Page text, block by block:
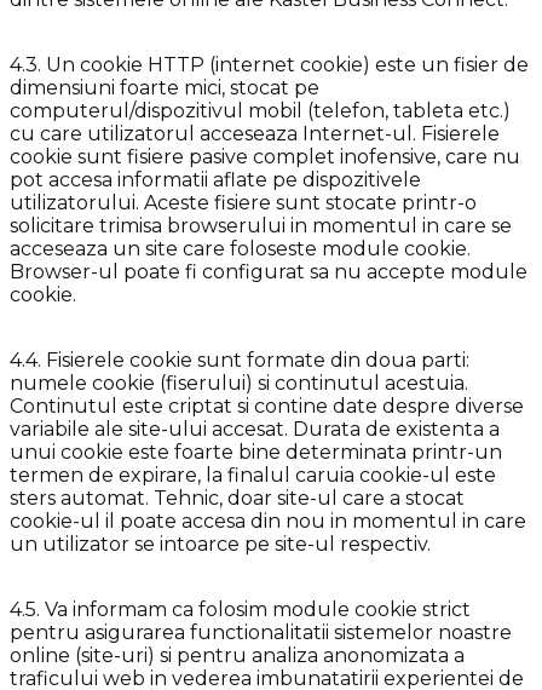
4.3. Un cookie HTTP (internet cookie) este un fisier de
dimensiuni foarte mici, stocat pe
computerul/dispozitivul mobil (telefon, tableta etc.)
cu care utilizatorul acceseaza Internet-ul. Fisierele
cookie sunt fisiere pasive complet inofensive, care nu
pot accesa informatii aflate pe dispozitivele
utilizatorului. Aceste fisiere sunt stocate printr-o
solicitare trimisa browserului in momentul in care se
acceseaza un site care foloseste module cookie.
Browser-ul poate fi configurat sa nu accepte module
cookie.
4.4. Fisierele cookie sunt formate din doua parti:
numele cookie (fiserului) si continutul acestuia.
Continutul este criptat si contine date despre diverse
variabile ale site-ului accesat. Durata de existenta a
unui cookie este foarte bine determinata printr-un
termen de expirare, la finalul caruia cookie-ul este
sters automat. Tehnic, doar site-ul care a stocat
cookie-ul il poate accesa din nou in momentul in care
un utilizator se intoarce pe site-ul respectiv.
4.5. Va informam ca folosim module cookie strict
pentru asigurarea functionalitatii sistemelor noastre
online (site-uri) si pentru analiza anonomizata a
traficului web in vederea imbunatatirii experientei de